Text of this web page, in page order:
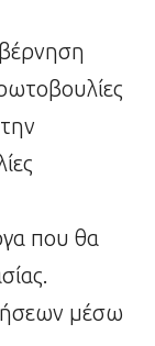
που θα
μέσω